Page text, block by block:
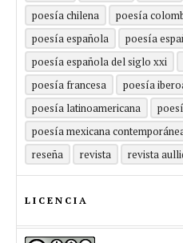
poesía chilena
poesía
poesía española
poesía
poesía española del siglo xxi
poesía francesa
poesía
poesía latinoamericana
poesía mexicana
reseña
revista revista
LICENCIA